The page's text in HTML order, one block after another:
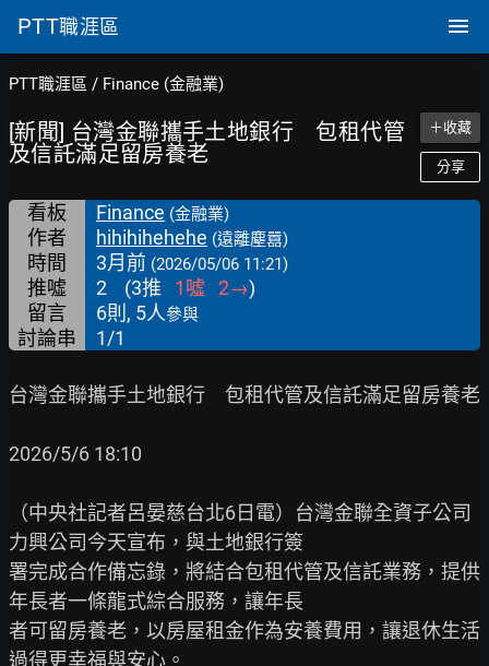
PTT職涯區
PTT職涯區 / Finance (金融業)
[新聞] 台灣金聯攜手土地銀行 包租代管
及信託滿足留房養老
＋收藏
分享
看板 Finance (金融業)
作者 hihihihehehe (遠離塵囂)
時間 3月前 (2026/05/06 11:21)
推噓 2 (3推 1噓 2→)
留言
6則, 5人參與
討論串 1/1
台灣金聯攜手土地銀行　包租代管及信託滿足留房養老
2026/5/6 18:10
（中央社記者呂晏慈台北6日電）台灣金聯全資子公司
力興公司今天宣布，與土地銀行簽
署完成合作備忘錄，將結合包租代管及信託業務，提供
年長者一條龍式綜合服務，讓年長
者可留房養老，以房屋租金作為安養費用，讓退休生活
過得更幸福與安心。